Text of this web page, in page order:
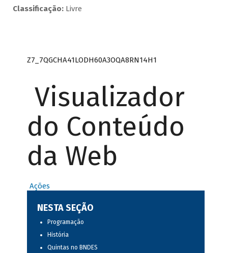
Classificação:Livre
Z7_7QGCHA41LODH60A3OQA8RN14H1
Visualizador
do Conteúdo
da Web
Ações
NESTA SEÇÃO
Programação
História
Quintas no BNDES